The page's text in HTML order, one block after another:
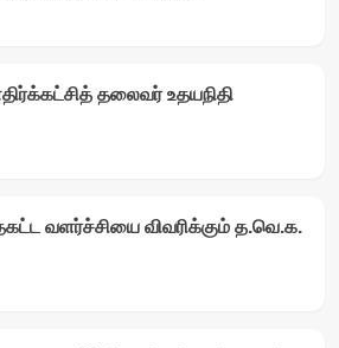
தலைவர் உதயநிதி
வளர்ச்சியை விவரிக்கும் த.வெ.க.